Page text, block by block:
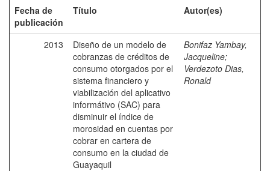
Fecha de
publicación
Título Autor(es)
2013
Diseño de un modelo de
cobranzas de créditos de
consumo otorgados por el
sistema financiero y
viabilización del aplicativo
informátivo (SAC) para
disminuir el índice de
morosidad en cuentas por
cobrar en cartera de
consumo en la ciudad de
Guayaquil
Bonifaz Yambay,
Jacqueline;
Verdezoto Dias,
Ronald